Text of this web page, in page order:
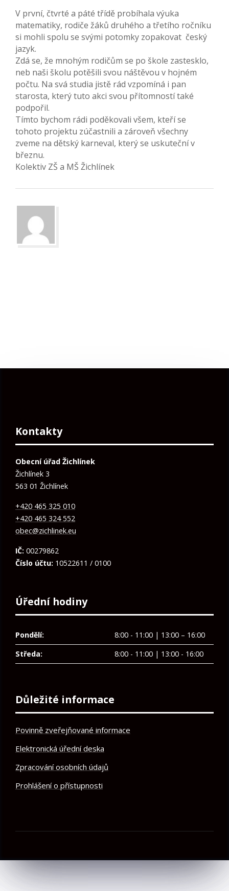
V první, čtvrté a páté třídě probíhala výuka
matematiky, rodiče žáků druhého a třetího ročníku
si mohli spolu se svými potomky zopakovat český
jazyk.
Zdá se, že mnohým rodičům se po škole zastesklo,
neb naši školu potěšili svou náštěvou v hojném
počtu. Na svá studia jistě rád vzpomíná i pan
starosta, který tuto akci svou přítomností také
podpořil.
Tímto bychom rádi poděkovali všem, kteří se
tohoto projektu zúčastnili a zároveň všechny
zveme na dětský karneval, který se uskuteční v
březnu.
Kolektiv ZŠ a MŠ Žichlínek
Kontakty
Obecní úřad Žichlínek
Žichlínek 3
563 01 Žichlínek
+420 465 325 010
+420 465 324 552
obec@zichlinek.eu
IČ: 00279862
Číslo účtu: 10522611 / 0100
Úřední hodiny
Pondělí:
8:00 - 11:00 | 13:00 – 16:00
Středa:
8:00 - 11:00 | 13:00 - 16:00
Důležité informace
Povinně zveřejňované informace
Elektronická úřední deska
Zpracování osobních údajů
Prohlášení o přístupnosti